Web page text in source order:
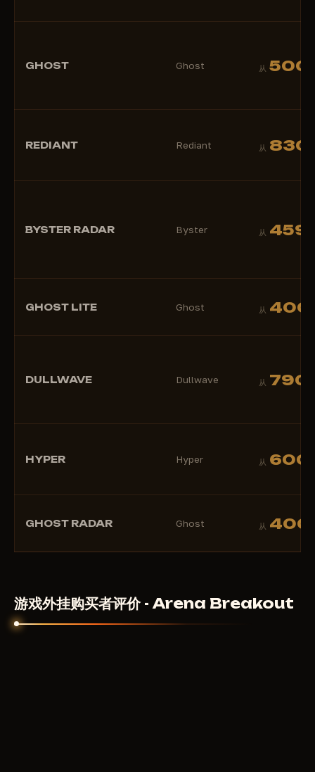
GHOST Ghost 从 500
REDIANT Rediant 从 830
BYSTER RADAR Byster 从 459
GHOST LITE Ghost 从 400
DULLWAVE Dullwave 从 790
HYPER Hyper 从 600
GHOST RADAR Ghost 从 400
游戏外挂购买者评价 - Arena Breakout